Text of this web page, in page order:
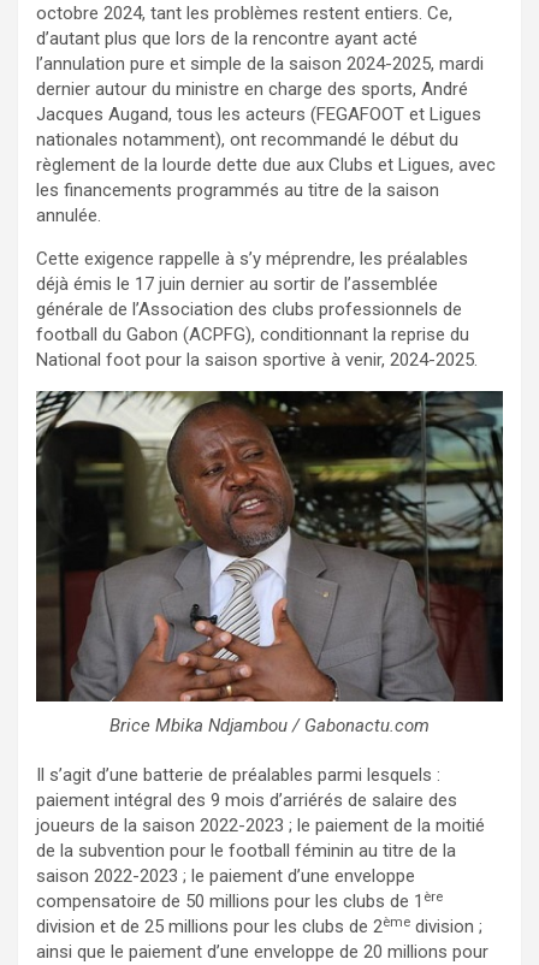
octobre 2024, tant les problèmes restent entiers. Ce,
d’autant plus que lors de la rencontre ayant acté
l’annulation pure et simple de la saison 2024-2025, mardi
dernier autour du ministre en charge des sports, André
Jacques Augand, tous les acteurs (FEGAFOOT et Ligues
nationales notamment), ont recommandé le début du
règlement de la lourde dette due aux Clubs et Ligues, avec
les financements programmés au titre de la saison
annulée.
Cette exigence rappelle à s’y méprendre, les préalables
déjà émis le 17 juin dernier au sortir de l’assemblée
générale de l’Association des clubs professionnels de
football du Gabon (ACPFG), conditionnant la reprise du
National foot pour la saison sportive à venir, 2024-2025.
Brice Mbika Ndjambou / Gabonactu.com
Il s’agit d’une batterie de préalables parmi lesquels :
paiement intégral des 9 mois d’arriérés de salaire des
joueurs de la saison 2022-2023 ; le paiement de la moitié
de la subvention pour le football féminin au titre de la
saison 2022-2023 ; le paiement d’une enveloppe
compensatoire de 50 millions pour les clubs de 1 ère
division et de 25 millions pour les clubs de 2ème division ;
ainsi que le paiement d’une enveloppe de 20 millions pour